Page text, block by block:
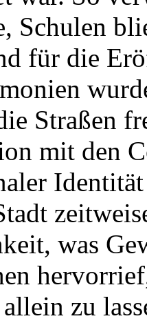
Schulen
für die
Straßen
mit den
was
zu